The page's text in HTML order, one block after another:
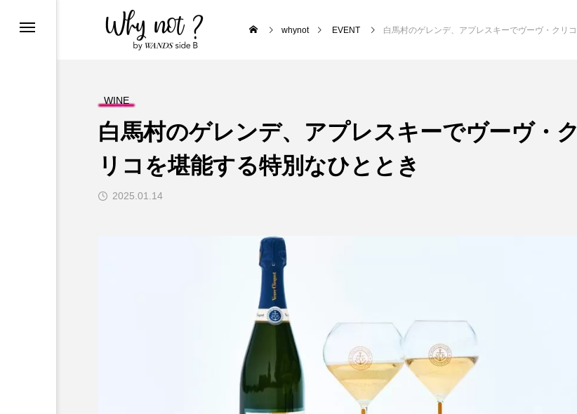
whynot EVENT 白馬村のゲレンデ、アプレスキーでヴーヴ・クリコを堪能する特別なひととき
WINE
白馬村のゲレンデ、アプレスキーでヴーヴ・ク
リコを堪能する特別なひととき
2025.01.14